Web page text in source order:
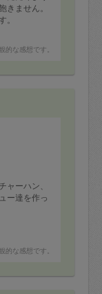
ません。
的な感想です。
ーハン、
ー達を作っ
的な感想です。